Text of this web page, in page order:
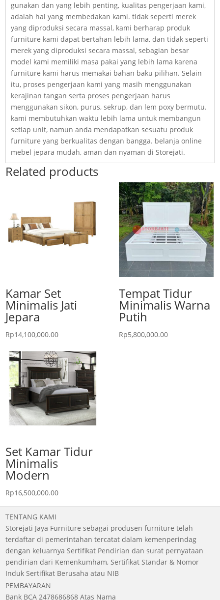
gunakan dan yang lebih penting, kualitas pengerjaan kami,
adalah hal yang membedakan kami. tidak seperti merek
yang diproduksi secara massal, kami berharap produk
furniture kami dapat bertahan lebih lama, dan tidak seperti
merek yang diproduksi secara massal, sebagian besar
model kami memiliki masa pakai yang lebih lama karena
furniture kami harus memakai bahan baku pilihan. Selain
itu, proses pengerjaan kami yang masih menggunakan
kerajinan tangan serta proses pengerjaan harus
menggunakan sikon, purus, sekrup, dan lem poxy bermutu.
kami membutuhkan waktu lebih lama untuk membangun
setiap unit, namun anda mendapatkan sesuatu produk
furniture yang berkualitas dengan bangga. belanja online
mebel jepara mudah, aman dan nyaman di Storejati.
Related products
Kamar Set
Minimalis Jati
Jepara
Rp14,100,000.00
Tempat Tidur
Minimalis Warna
Putih
Rp5,800,000.00
Set Kamar Tidur
Minimalis
Modern
Rp16,500,000.00
TENTANG KAMI
Storejati Jaya Furniture sebagai produsen furniture telah
terdaftar di pemerintahan tercatat dalam kemenperindag
dengan keluarnya Sertifikat Pendirian dan surat pernyataan
pendirian dari Kemenkumham, Sertifikat Standar & Nomor
Induk Sertifikat Berusaha atau NIB
PEMBAYARAN
Bank BCA 2478686868 Atas Nama